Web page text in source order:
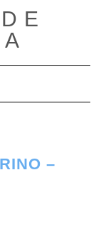
navegación
–